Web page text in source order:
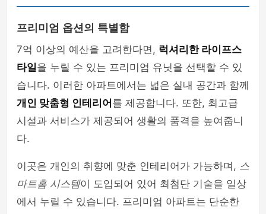
프리미엄 옵션의 특별함
7억 이상의 예산을 고려한다면, 럭셔리한 라이프스
타일을 누릴 수 있는 프리미엄 유닛을 선택할 수 있
습니다. 이러한 아파트에서는 넓은 실내 공간과 함께
개인 맞춤형 인테리어 를 제공합니다. 또한, 최고급
시설과 서비스가 제공되어 생활의 품격을 높여줍니
다.
이곳은 개인의 취향에 맞춘 인테리어가 가능하며, 스
마트홈 시스템이 도입되어 있어 최첨단 기술을 일상
에서 누릴 수 있습니다. 프리미엄 아파트는 단순한